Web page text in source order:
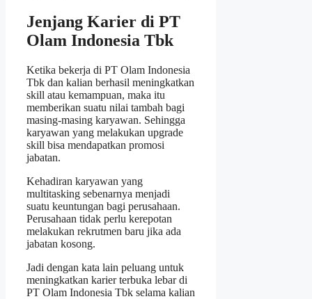
Jenjang Karier di PT
Olam Indonesia Tbk
Ketika bekerja di PT Olam Indonesia
Tbk dan kalian berhasil meningkatkan
skill atau kemampuan, maka itu
memberikan suatu nilai tambah bagi
masing-masing karyawan. Sehingga
karyawan yang melakukan upgrade
skill bisa mendapatkan promosi
jabatan.
Kehadiran karyawan yang
multitasking sebenarnya menjadi
suatu keuntungan bagi perusahaan.
Perusahaan tidak perlu kerepotan
melakukan rekrutmen baru jika ada
jabatan kosong.
Jadi dengan kata lain peluang untuk
meningkatkan karier terbuka lebar di
PT Olam Indonesia Tbk selama kalian